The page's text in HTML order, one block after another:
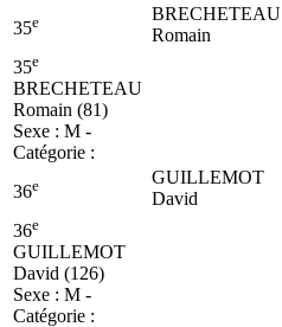
35e
BRECHETEAU
Romain
35e
BRECHETEAU
Romain (81)
Sexe : M -
Catégorie :
36e
GUILLEMOT
David
36e
GUILLEMOT
David (126)
Sexe : M -
Catégorie :